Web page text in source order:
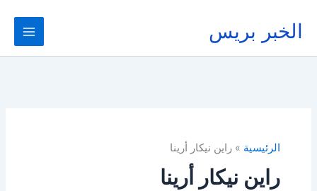
المحتوى
الخبر بريس
الرئيسية راين نيكار أرينا
راين نيكار أرينا